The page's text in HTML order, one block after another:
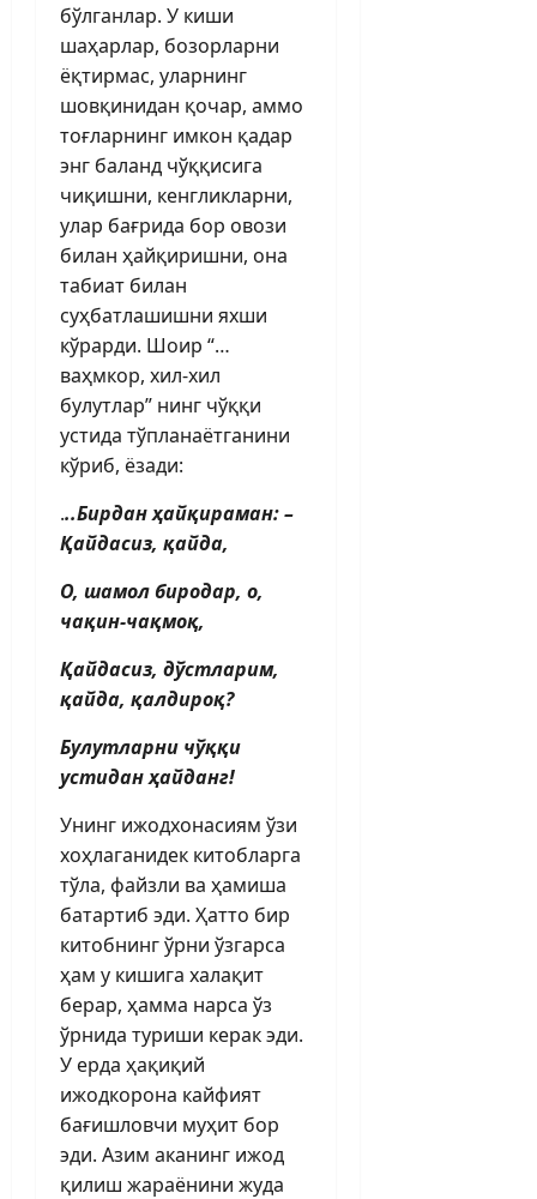
бўлганлар. У киши
шаҳарлар, бозорларни
ёқтирмас, уларнинг
шовқинидан қочар, аммо
тоғларнинг имкон қадар
энг баланд чўққисига
чиқишни, кенглик­ларни,
улар бағрида бор овози
билан ҳайқиришни, она
табиат билан
суҳбатлашишни яхши
кўрарди. Шоир “…
ваҳмкор, хил-хил
булутлар” нинг чўққи
устида тўп­ланаётганини
кўриб, ёзади:
...Бирдан ҳайқираман: –
Қайдасиз, қайда,
О, шамол биродар, о,
чақин-чақмоқ,
Қайдасиз, дўстларим,
қайда, қалдироқ?
Булутларни чўққи
устидан ҳайданг!
Унинг ижодхонасиям ўзи
хоҳлаганидек китобларга
тўла, файзли ва ҳамиша
батартиб эди. Ҳатто бир
китобнинг ўрни ўзгарса
ҳам у кишига халақит
берар, ҳамма нарса ўз
ўрнида туриши керак эди.
У ерда ҳақиқий
ижодкорона кайфият
бағишловчи муҳит бор
эди. Азим аканинг ижод
қилиш жараёнини жуда